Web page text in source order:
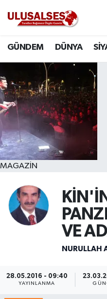
GÜNDEM DÜNYA
MAGAZİN
VE
NURULLAH
28.05.2016 - 09:40
YAYINLANMA
DÜNYA
SİYASET
EKONOMİ
EĞİTİM
SAĞLIK
MAGAZİN
SPOR
Trafik Durumu
Süper Lig Puan
Tüm Manşetler
Son Dakika Haberleri
Haber Arşivi